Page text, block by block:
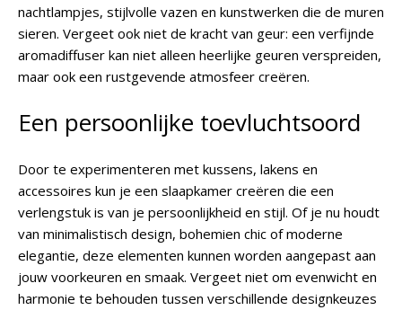
nachtlampjes, stijlvolle vazen en kunstwerken die de muren
sieren. Vergeet ook niet de kracht van geur: een verfijnde
aromadiffuser kan niet alleen heerlijke geuren verspreiden,
maar ook een rustgevende atmosfeer creëren.
Een persoonlijke toevluchtsoord
Door te experimenteren met kussens, lakens en
accessoires kun je een slaapkamer creëren die een
verlengstuk is van je persoonlijkheid en stijl. Of je nu houdt
van minimalistisch design, bohemien chic of moderne
elegantie, deze elementen kunnen worden aangepast aan
jouw voorkeuren en smaak. Vergeet niet om evenwicht en
harmonie te behouden tussen verschillende designkeuzes